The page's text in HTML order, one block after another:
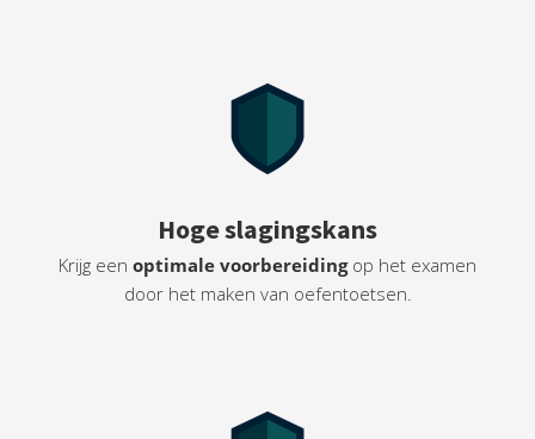
Hoge slagingskans
Krijg een optimale voorbereidingop het examen
door het maken van oefentoetsen.